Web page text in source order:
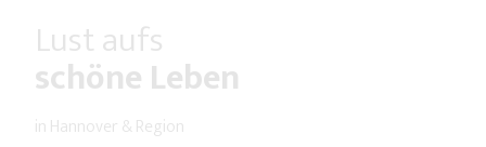
Lust aufs
schöne Leben
in Hannover & Region